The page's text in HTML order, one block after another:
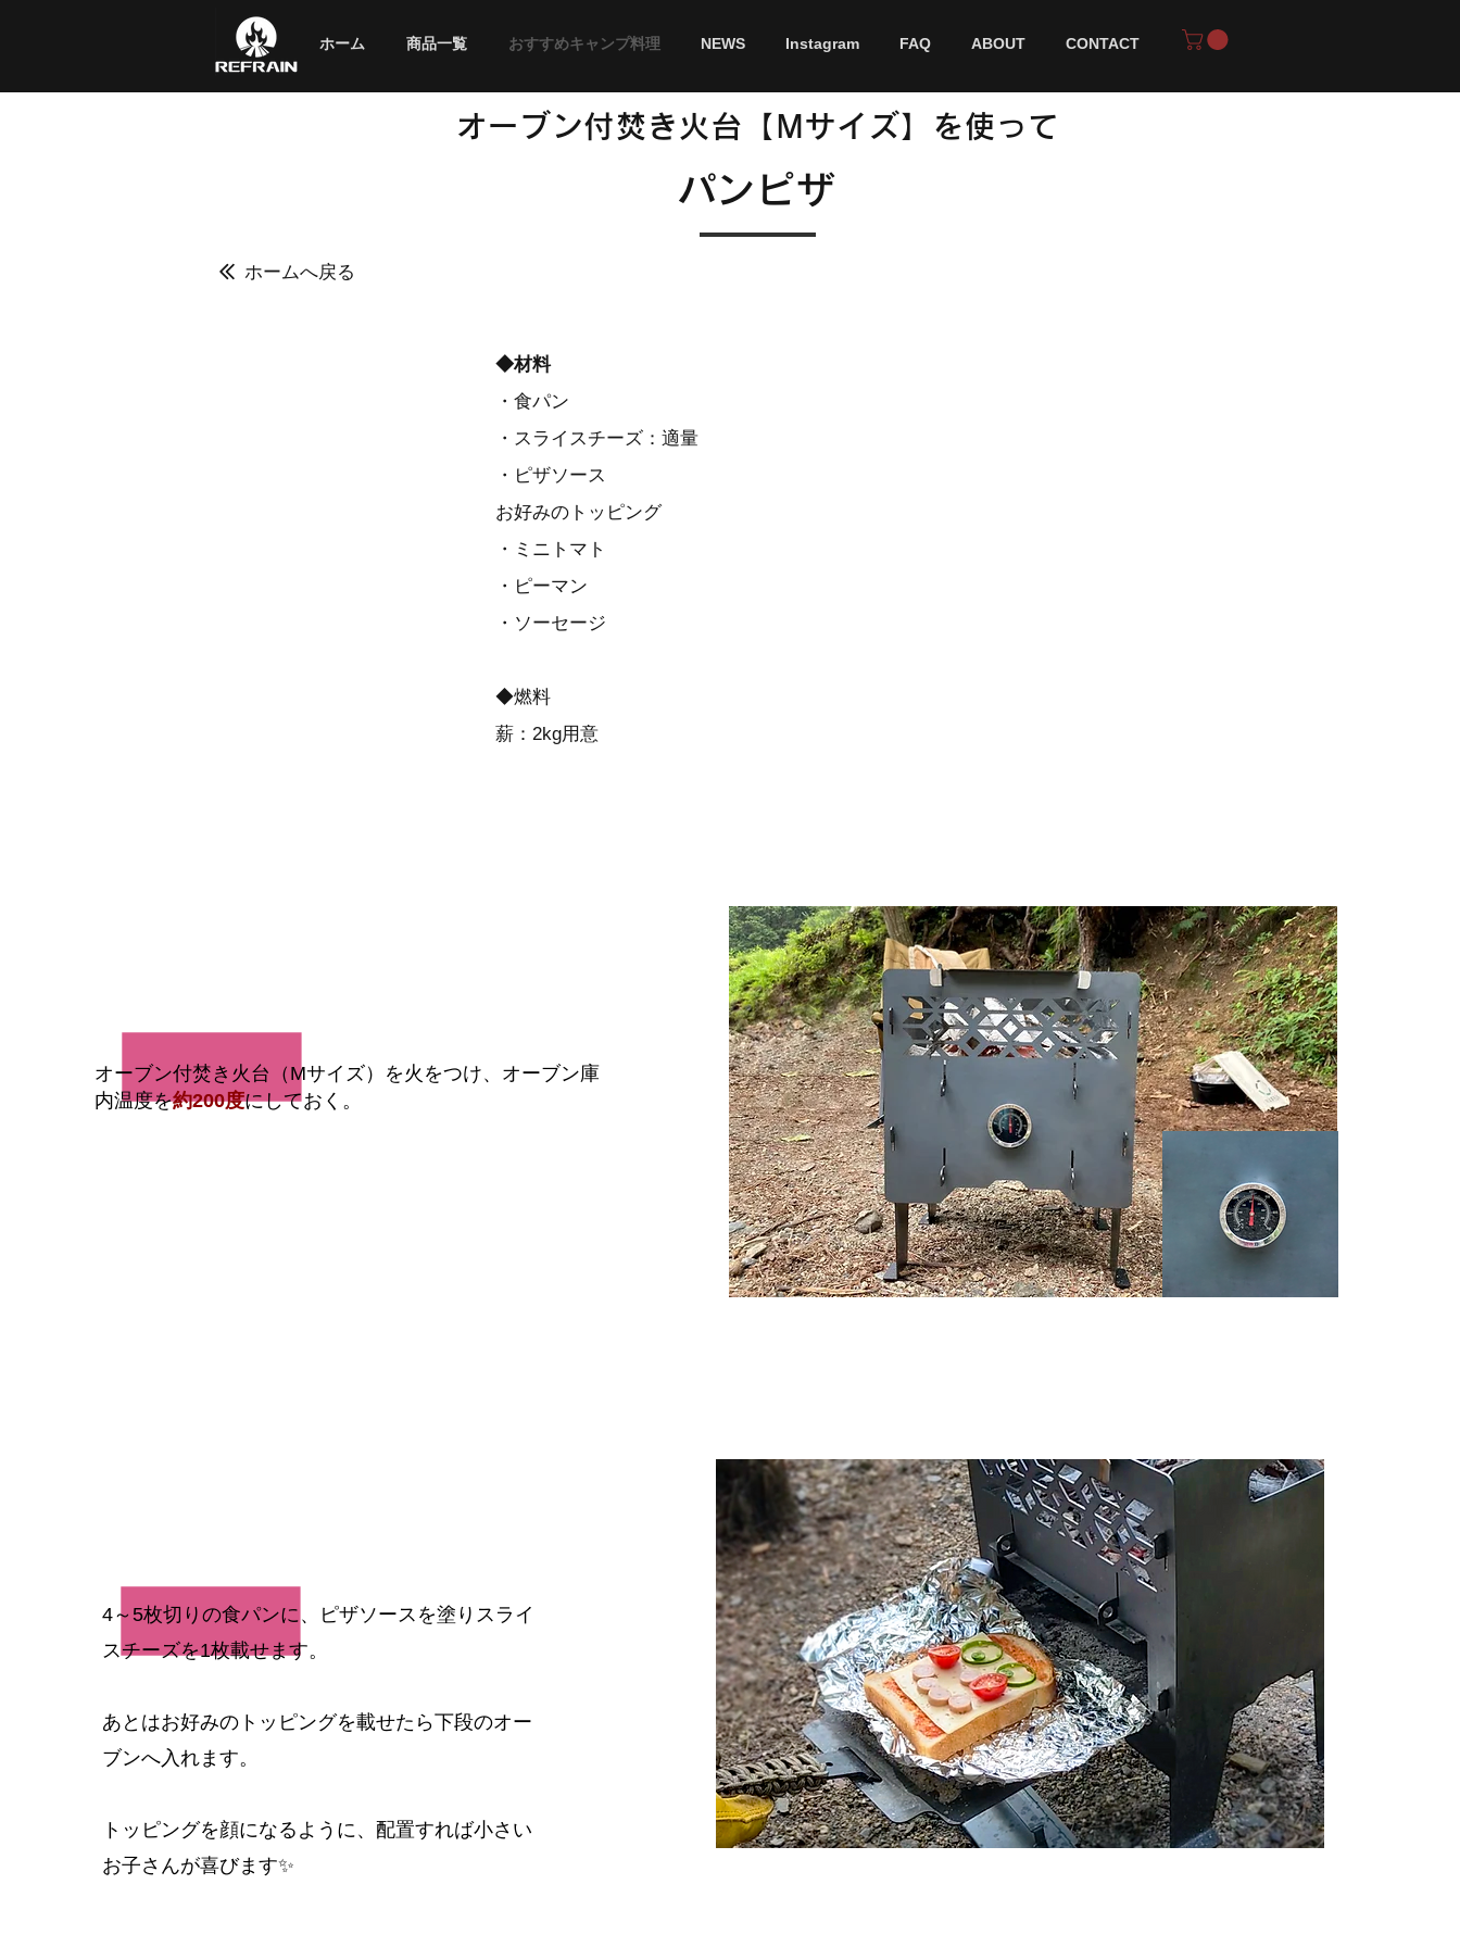
ホーム 商品一覧 おすすめキャンプ料理 NEWS Instagram FAQ ABOUT CONTACT
オーブン付焚き火台【Mサイズ】を使って
​パンピザ
ホームへ戻る
◆材料
・食パン
・スライスチーズ：適量
・ピザソース
お好みのトッピング
​・ミニトマト
・ピーマン
・ソーセージ
◆燃料
​薪：2kg用意
オーブン付焚き火台（Mサイズ）を火をつけ、オーブン庫
内温度を約200度にしておく。
4～5枚切りの食パンに、ピザソースを塗りスライ
スチーズを1枚載せます。
あとはお好みのトッピングを載せたら下段のオー
ブンへ入れます。
​トッピングを顔になるように、配置すれば小さい
お子さんが喜びます✨